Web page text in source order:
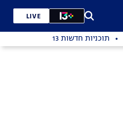
LIVE
תוכניות חדשות 13